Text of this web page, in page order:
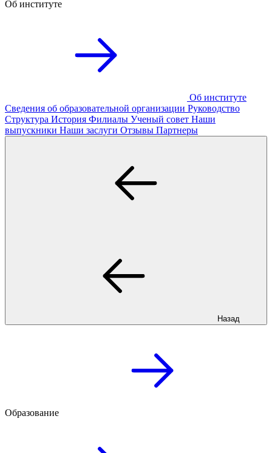
Об институте
Об институте
Сведения об образовательной организации Руководство
Структура История Филиалы Ученый совет Наши
выпускники Наши заслуги Отзывы Партнеры
Назад
Образование